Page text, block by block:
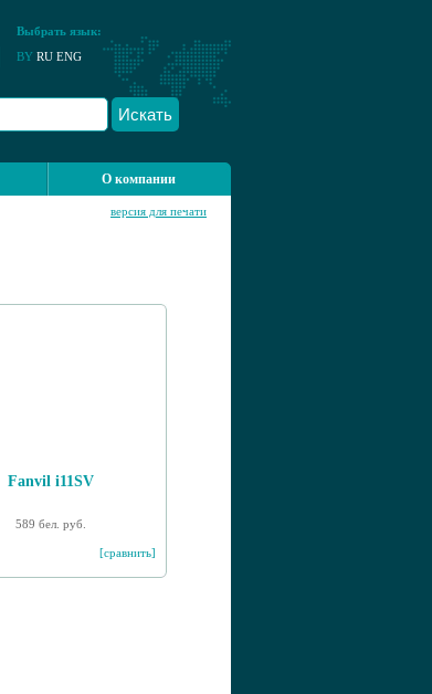
Выбрать язык:
BY RU ENG
Искать
О компании
версия для печати
Fanvil i11SV
589 бел. руб.
[сравнить]